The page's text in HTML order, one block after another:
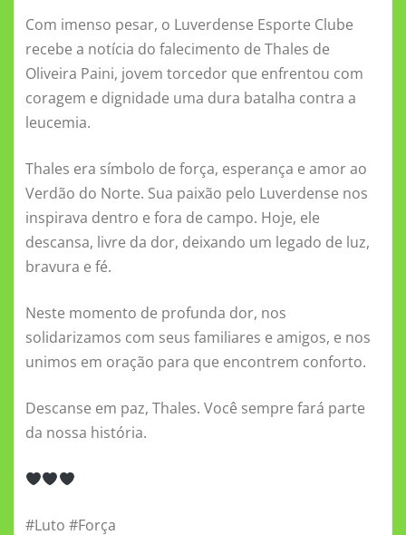
c
e
b
o
o
k
it
te
r
ai
l
at
s
A
p
ss
e
n
g
n
o
kl
a
ni
ki
ai
l
e
gr
a
m
a
re
Com imenso pesar, o Luverdense Esporte Clube
recebe a notícia do falecimento de Thales de
Oliveira Paini, jovem torcedor que enfrentou com
coragem e dignidade uma dura batalha contra a
leucemia.
Thales era símbolo de força, esperança e amor ao
Verdão do Norte. Sua paixão pelo Luverdense nos
inspirava dentro e fora de campo. Hoje, ele
descansa, livre da dor, deixando um legado de luz,
bravura e fé.
Neste momento de profunda dor, nos
solidarizamos com seus familiares e amigos, e nos
unimos em oração para que encontrem conforto.
Descanse em paz, Thales. Você sempre fará parte
da nossa história.
#Luto #Força